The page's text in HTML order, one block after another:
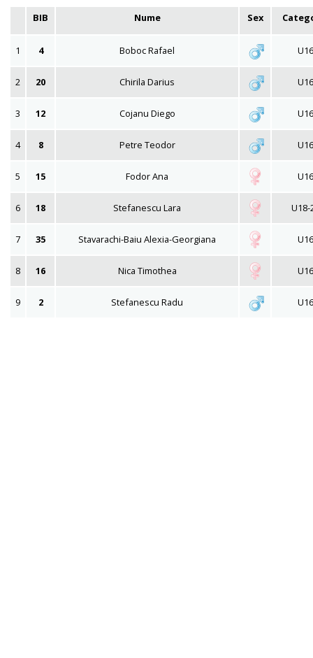
BIB Nume Sex
1 4 Boboc Rafael U16
2 20 Chirila Darius U16
3 12 Cojanu Diego U16
4 8 Petre Teodor U16
5 15 Fodor Ana U16
6 18 Stefanescu Lara U18-
7 35 Stavarachi-Baiu Alexia-Georgiana U16
8 16 Nica Timothea U16
9 2 Stefanescu Radu U16